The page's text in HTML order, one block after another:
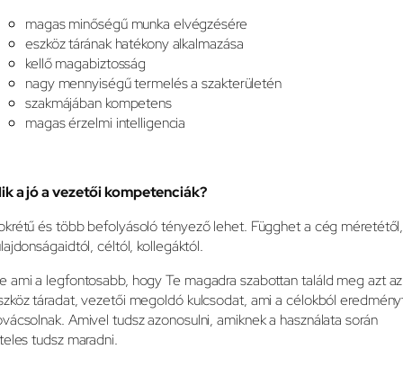
magas minőségű munka elvégzésére
eszköz tárának hatékony alkalmazása
kellő magabiztosság
nagy mennyiségű termelés a szakterületén
szakmájában kompetens
magas érzelmi intelligencia
a jó a vezetői kompetenciák?
és több befolyásoló tényező lehet. Függhet a cég méretétől,
céltól, kollegáktól.
ami a legfontosabb, hogy Te magadra szabottan találd meg azt az
táradat, vezetői megoldó kulcsodat, ami a célokból
Amivel tudsz azonosulni, amiknek a használata során
tudsz maradni.